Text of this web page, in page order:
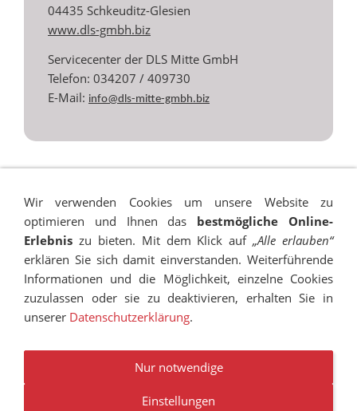
04435 Schkeuditz-Glesien
www.dls-gmbh.biz
Servicecenter der DLS Mitte GmbH
Telefon: 034207 / 409730
E-Mail: info@dls-mitte-gmbh.biz
COOKIES
TRANSPARENZ
BESCHWERDEMANAGEMENT
NEWSLETTER STELLENANGEBOTE
Wir verwenden Cookies um unsere Website zu
optimieren und Ihnen das bestmögliche Online-
Erlebnis zu bieten. Mit dem Klick auf„Alle erlauben“
erklären Sie sich damit einverstanden. Weiterführende
Informationen und die Möglichkeit, einzelne Cookies
zuzulassen oder sie zu deaktivieren, erhalten Sie in
unserer Datenschutzerklärung.
Nur notwendige
Einstellungen